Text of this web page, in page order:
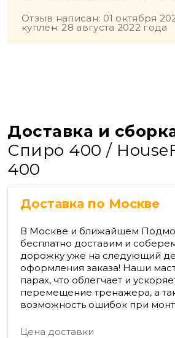
Отзыв написан: 01 октября
куплен: 28 августа 2022 года
Доставка и
Спиро 400 /
400
Доставка по Москве
В Москве и ближайшем
бесплатно доставим и
дорожку уже на следующий
оформления заказа! Наши
парах, что облегчает и
перемещение тренажера, а
возможность ошибок при
Цена доставки